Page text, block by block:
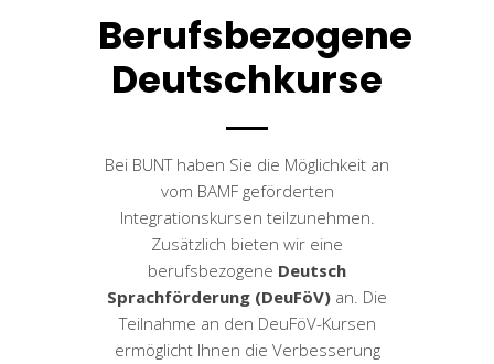
Berufsbezogene
Deutschkurse
Bei BUNT haben Sie die Möglichkeit an
vom BAMF geförderten
Integrationskursen teilzunehmen.
Zusätzlich bieten wir eine
berufsbezogene Deutsch
Sprachförderung (DeuFöV) an. Die
Teilnahme an den DeuFöV-Kursen
ermöglicht Ihnen die Verbesserung